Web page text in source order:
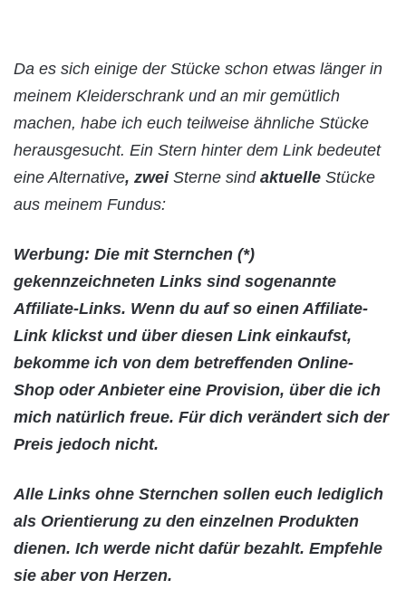
Da es sich einige der Stücke schon etwas länger in
meinem Kleiderschrank und an mir gemütlich
machen, habe ich euch teilweise ähnliche Stücke
herausgesucht. Ein Stern hinter dem Link bedeutet
eine Alternative, zweiSterne sind aktuelle Stücke
aus meinem Fundus:
Werbung: Die mit Sternchen (*)
gekennzeichneten Links sind sogenannte
Affiliate-Links. Wenn du auf so einen Affiliate-
Link klickst und über diesen Link einkaufst,
bekomme ich von dem betreffenden Online-
Shop oder Anbieter eine Provision, über die ich
mich natürlich freue. Für dich verändert sich der
Preis jedoch nicht.
Alle Links ohne Sternchen sollen euch lediglich
als Orientierung zu den einzelnen Produkten
dienen. Ich werde nicht dafür bezahlt. Empfehle
sie aber von Herzen.